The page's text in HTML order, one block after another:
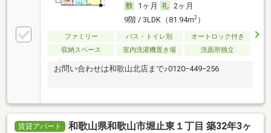
1ヶ月
2ヶ月
9階 / 3LDK（81.94m2）
ファミリー バス・トイレ別
オートロック付き
収納スペース
室内洗濯機置き場 洗面所独立
お問い合わせは和歌山北店まで♪0120−449−256
賃貸アパート
和歌山県和歌山市堀止東１丁目 築32年3ヶ